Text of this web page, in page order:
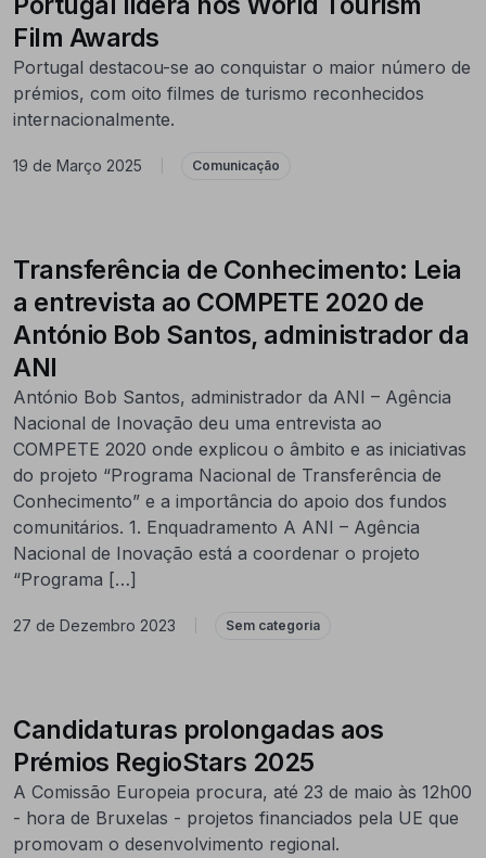
Film Awards
Portugal destacou-se ao conquistar o maior número de
prémios, com oito filmes de turismo reconhecidos
internacionalmente.
19 de Março 2025 Comunicação
Transferência de Conhecimento: Leia
a entrevista ao COMPETE 2020 de
António Bob Santos, administrador da
ANI
António Bob Santos, administrador da ANI – Agência
Nacional de Inovação deu uma entrevista ao
COMPETE 2020 onde explicou o âmbito e as iniciativas
do projeto “Programa Nacional de Transferência de
Conhecimento” e a importância do apoio dos fundos
comunitários. 1. Enquadramento A ANI – Agência
Nacional de Inovação está a coordenar o projeto
“Programa […]
27 de Dezembro 2023 Sem categoria
Candidaturas prolongadas aos
Prémios RegioStars 2025
A Comissão Europeia procura, até 23 de maio às 12h00
- hora de Bruxelas - projetos financiados pela UE que
promovam o desenvolvimento regional.